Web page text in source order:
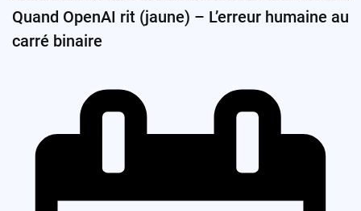
Quand OpenAI rit (jaune) – L’erreur humaine au
carré binaire